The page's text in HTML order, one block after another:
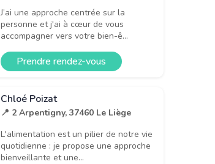
J’ai une approche centrée sur la
personne et j'ai à cœur de vous
accompagner vers votre bien-ê...
Prendre rendez-vous
Chloé Poizat
📍 2 Arpentigny, 37460 Le Liège
L'alimentation est un pilier de notre vie
quotidienne : je propose une approche
bienveillante et une...